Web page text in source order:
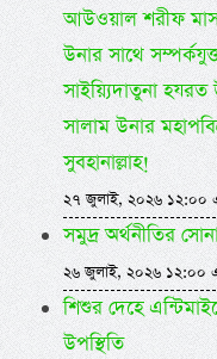
আউওয়াল শরীফ মাস
উনার সাথে
সাইয়্যিদাতুনা
সালাম উনার
সুবহানাল্লাহ!
২৭ জুলাই, ২০২৬ ১২:০০
সমুদ্র অর্থনীতির
২৬ জুলাই, ২০২৬ ১২:০০
শিশুর দেহে
উপস্থিতি